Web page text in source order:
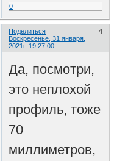
0
Поделиться
4
Воскресенье, 31 января,
2021г. 19:27:00
Да, посмотри,
это неплохой
профиль, тоже
70
миллиметров,